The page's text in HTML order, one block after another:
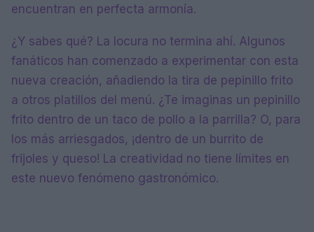
encuentran en perfecta armonía.
¿Y sabes qué? La locura no termina ahí. Algunos
fanáticos han comenzado a experimentar con esta
nueva creación, añadiendo la tira de pepinillo frito
a otros platillos del menú. ¿Te imaginas un pepinillo
frito dentro de un taco de pollo a la parrilla? O, para
los más arriesgados, ¡dentro de un burrito de
frijoles y queso! La creatividad no tiene límites en
este nuevo fenómeno gastronómico.